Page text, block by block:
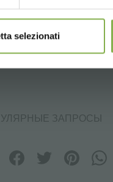
selezionati
для продажи
ЗАПРОСЫ